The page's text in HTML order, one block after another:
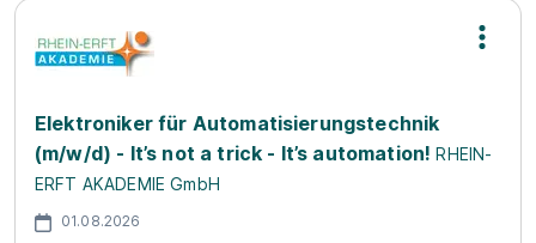
Elektroniker für Automatisierungstechnik
(m/w/d) - It’s not a trick - It’s automation! RHEIN-
ERFT AKADEMIE GmbH
01.08.2026